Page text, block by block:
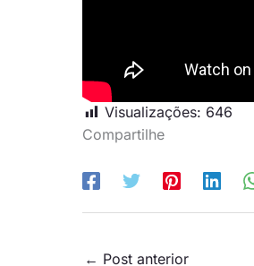
Visualizações: 646
Compartilhe
← Post anterior